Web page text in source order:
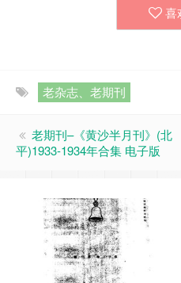
喜
老杂志、老期刊
老期刊–《黄沙半月刊》(北
平)1933-1934年合集 电子版